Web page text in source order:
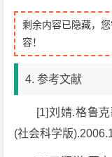
剩余内容已隐藏，
容！
4. 参考文献
[1]刘婧.格鲁
(社会科学版